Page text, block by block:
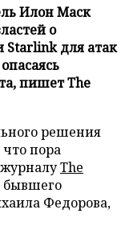
Илон Маск
о
Starlink для атак
пишет The
решения
пора
журналуThe
бывшего
Федорова,